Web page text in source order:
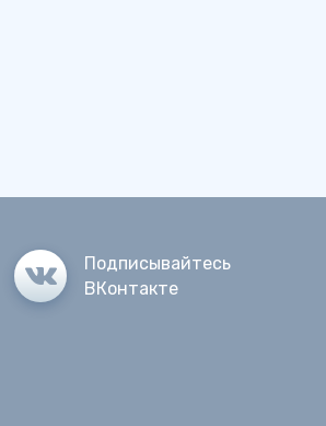
Подписывайтесь
ВКонтакте